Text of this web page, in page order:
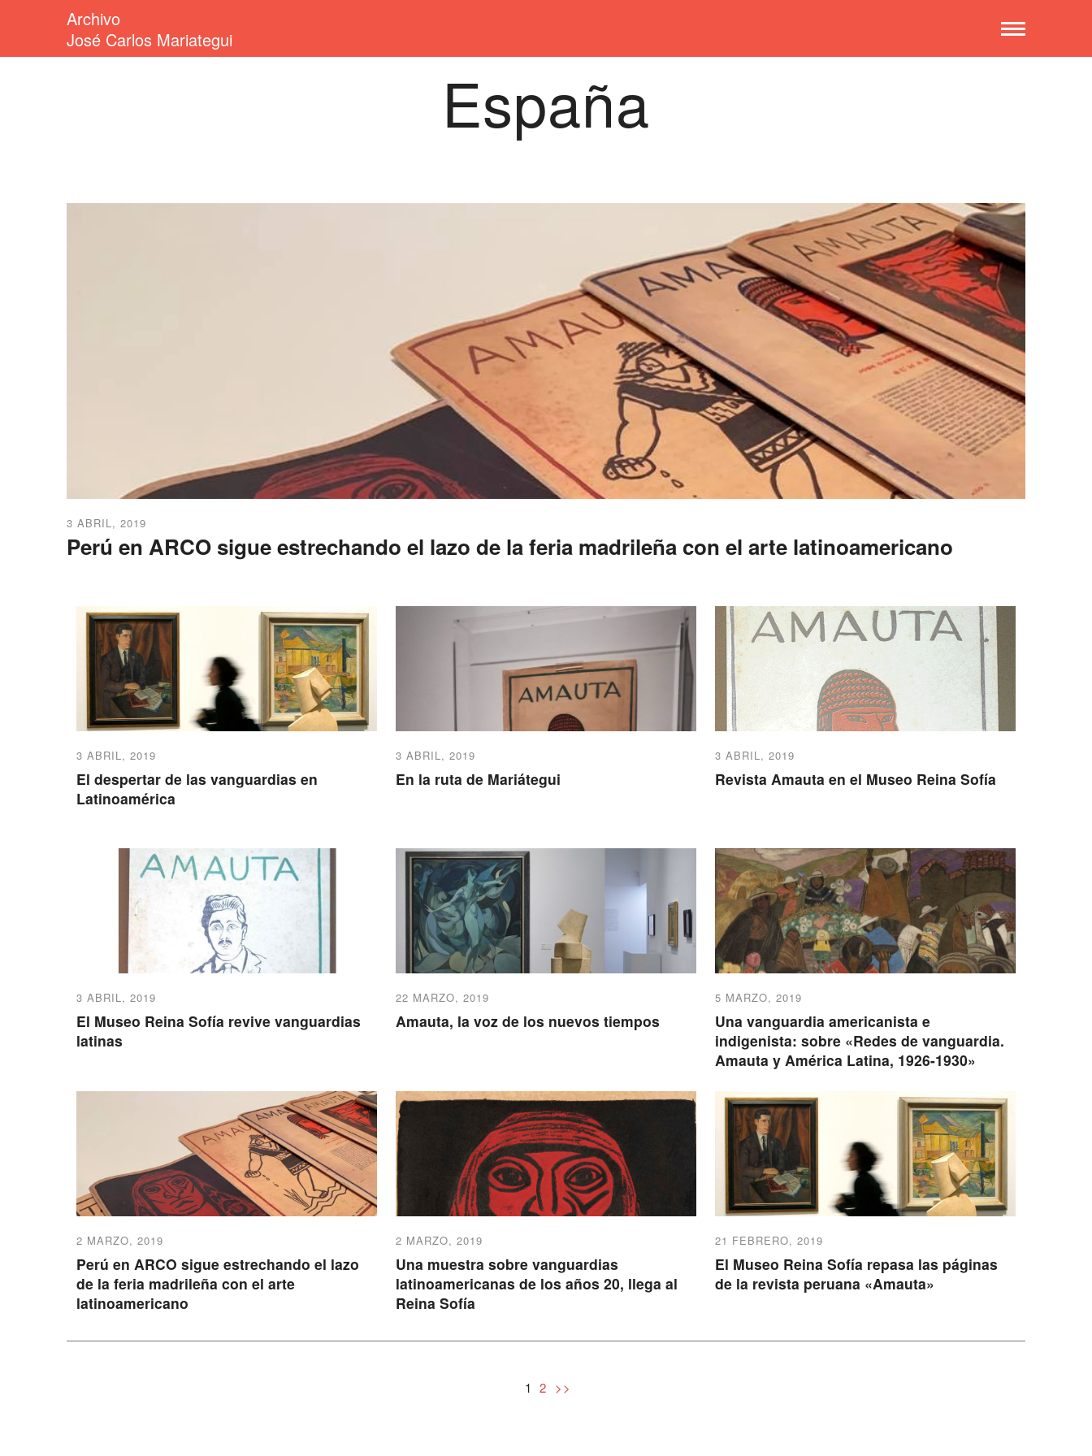
Archivo
José Carlos Mariategui
España
3 ABRIL, 2019
Perú en ARCO sigue estrechando el lazo de la feria madrileña con el arte latinoamericano
3 ABRIL, 2019
El despertar de las vanguardias en
Latinoamérica
3 ABRIL, 2019
En la ruta de Mariátegui
3 ABRIL, 2019
Revista Amauta en el Museo Reina Sofía
3 ABRIL, 2019
El Museo Reina Sofía revive vanguardias
latinas
22 MARZO, 2019
Amauta, la voz de los nuevos tiempos
5 MARZO, 2019
Una vanguardia americanista e
indigenista: sobre «Redes de vanguardia.
Amauta y América Latina, 1926-1930»
2 MARZO, 2019
Perú en ARCO sigue estrechando el lazo
de la feria madrileña con el arte
latinoamericano
2 MARZO, 2019
Una muestra sobre vanguardias
latinoamericanas de los años 20, llega al
Reina Sofía
21 FEBRERO, 2019
El Museo Reina Sofía repasa las páginas
de la revista peruana «Amauta»
1 2 >>